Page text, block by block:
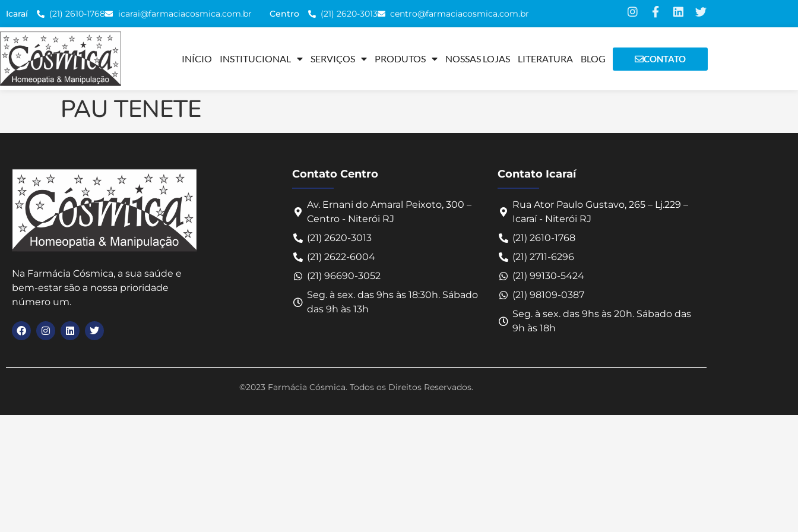
Icaraí (21) 2610-1768 icarai@farmaciacosmica.com.br Centro (21) 2620-3013 centro@farmaciacosmica.com.br
INÍCIO INSTITUCIONAL SERVIÇOS PRODUTOS NOSSAS LOJAS LITERATURA BLOG CONTATO
PAU TENETE
Na Farmácia Cósmica, a sua saúde e
bem-estar são a nossa prioridade
número um.
Contato Centro
Av. Ernani do Amaral Peixoto, 300 –
Centro - Niterói RJ
(21) 2620-3013
(21) 2622-6004
(21) 96690-3052
Seg. à sex. das 9hs às 18:30h. Sábado
das 9h às 13h
Contato Icaraí
Rua Ator Paulo Gustavo, 265 – Lj.229 –
Icaraí - Niterói RJ
(21) 2610-1768
(21) 2711-6296
(21) 99130-5424
(21) 98109-0387
Seg. à sex. das 9hs às 20h. Sábado das
9h às 18h
©2023 Farmácia Cósmica. Todos os Direitos Reservados.